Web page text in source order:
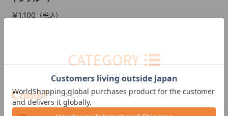
￥1,100
CATEGORY
カテゴリー
（コンビ）